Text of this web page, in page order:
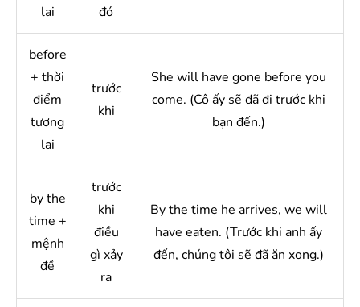
lai đó
before
+ thời
điểm
tương
lai
trước
khi
She will have gone before you
come. (Cô ấy sẽ đã đi trước khi
bạn đến.)
by the
time +
mệnh
đề
trước
khi
điều
gì xảy
ra
By the time he arrives, we will
have eaten. (Trước khi anh ấy
đến, chúng tôi sẽ đã ăn xong.)